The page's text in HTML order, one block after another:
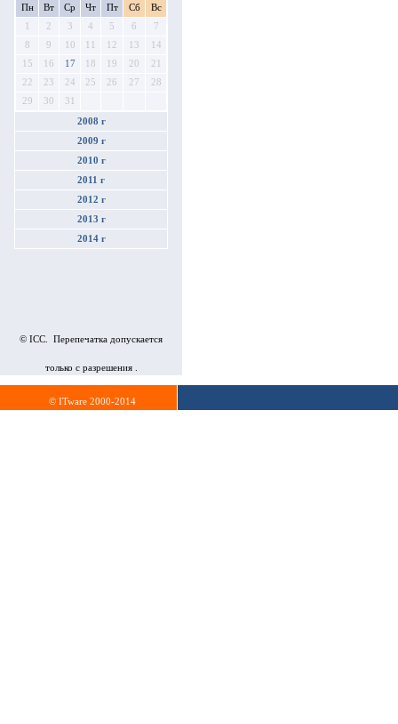
Пн Вт Ср Чт Пт Сб
Вс
1
2 3 4 5 6
7
8
9 10 11 12 13
14
15
16 17 18 19 20
21
22
23 24 25 26 27
28
29
30 31
2008 г
2009 г
2010 г
2011 г
2012 г
2013 г
2014 г
© ICC. Перепечатка допускается
только с разрешения .
© ITware 2000-2014